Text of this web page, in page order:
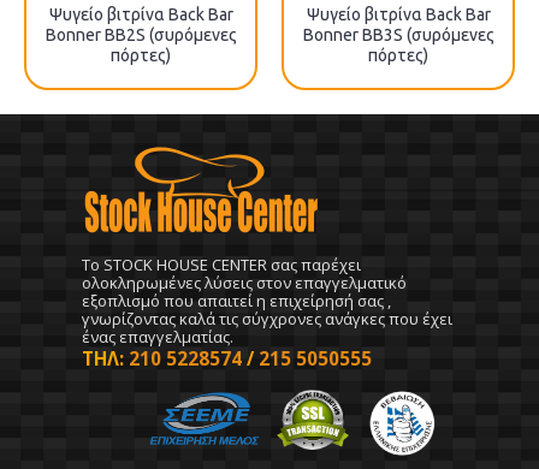
Ψυγείο βιτρίνα Back Bar
Bonner BB2S (συρόμενες
πόρτες)
Ψυγείο βιτρίνα Back Bar
Bonner BB3S (συρόμενες
πόρτες)
To STOCK HOUSE CENTER σας παρέχει
ολοκληρωμένες λύσεις στον επαγγελματικό
εξοπλισμό που απαιτεί η επιχείρησή σας ,
γνωρίζοντας καλά τις σύγχρονες ανάγκες που έχει
ένας επαγγελματίας.
ΤΗΛ: 210 5228574 / 215 5050555